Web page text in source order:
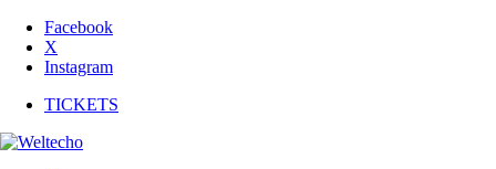
Facebook
X
Instagram
TICKETS